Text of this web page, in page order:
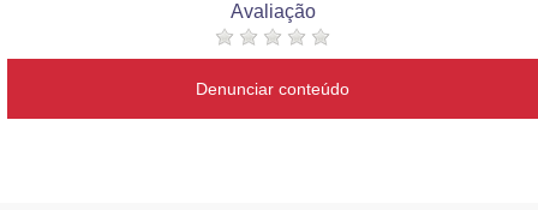
Avaliação
Denunciar conteúdo